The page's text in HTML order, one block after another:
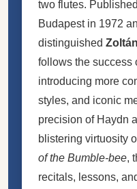
two flutes.
Budapest in 1972
distinguished
follows the success
introducing more
styles, and iconic
precision of Haydn
blistering virtuosity
of the Bumble-bee,
recitals, lessons,